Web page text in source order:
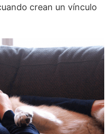
crean un vínculo